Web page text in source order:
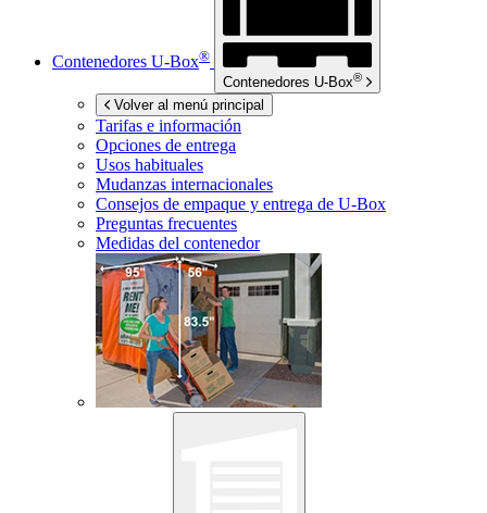
Contenedores U-Box®
Contenedores U-Box®
Volver al menú principal
Tarifas e información
Opciones de entrega
Usos habituales
Mudanzas internacionales
Consejos de empaque y entrega de U-Box
Preguntas frecuentes
Medidas del contenedor